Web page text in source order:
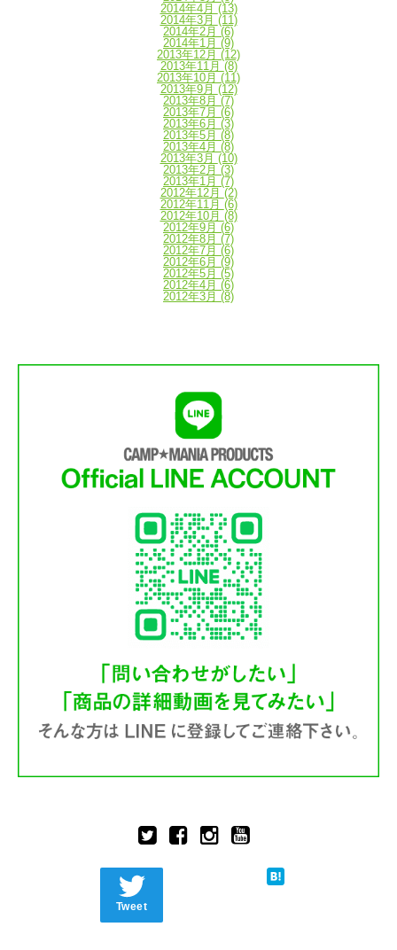
2014年4月 (13)
2014年3月 (11)
2014年2月 (6)
2014年1月 (9)
2013年12月 (12)
2013年11月 (8)
2013年10月 (11)
2013年9月 (12)
2013年8月 (7)
2013年7月 (6)
2013年6月 (3)
2013年5月 (8)
2013年4月 (8)
2013年3月 (10)
2013年2月 (3)
2013年1月 (7)
2012年12月 (2)
2012年11月 (6)
2012年10月 (8)
2012年9月 (6)
2012年8月 (7)
2012年7月 (6)
2012年6月 (9)
2012年5月 (5)
2012年4月 (6)
2012年3月 (8)
Tweet